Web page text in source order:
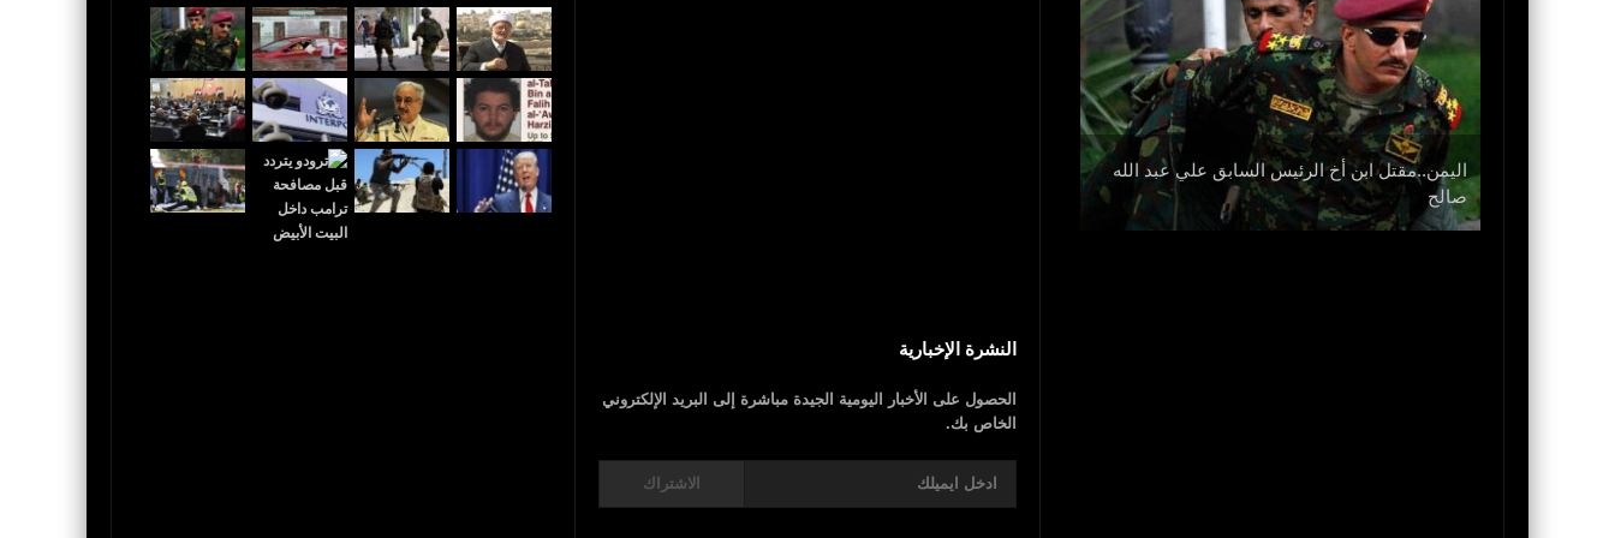
اليمن..مقتل ابن أخ الرئيس السابق علي عبد الله
صالح
عاجل..ترامب يعلن القدس عاصمة لإٍسرائيل
النشرة الإخبارية
الحصول على الأخبار اليومية الجيدة مباشرة إلى البريد الإلكتروني
الخاص بك.
الاشتراك